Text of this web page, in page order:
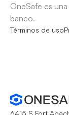
OneSafe es
banco.
Términos de uso
6415 S Fort